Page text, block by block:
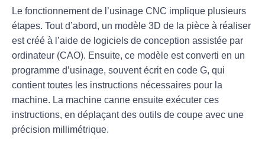
Le fonctionnement de l’usinage CNC implique plusieurs
étapes. Tout d’abord, un modèle 3D de la pièce à réaliser
est créé à l’aide de logiciels de conception assistée par
ordinateur (CAO). Ensuite, ce modèle est converti en un
programme d’usinage, souvent écrit en code G, qui
contient toutes les instructions nécessaires pour la
machine. La machine canne ensuite exécuter ces
instructions, en déplaçant des outils de coupe avec une
précision millimétrique.